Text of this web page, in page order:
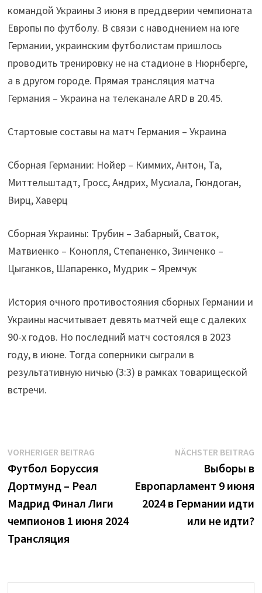
командой Украины 3 июня в преддверии чемпионата
Европы по футболу. В связи с наводнением на юге
Германии, украинским футболистам пришлось
проводить тренировку не на стадионе в Нюрнберге,
а в другом городе. Прямая трансляция матча
Германия – Украина на телеканале ARD в 20.45.
Стартовые составы на матч Германия – Украина
Сборная Германии: Нойер – Киммих, Антон, Та,
Миттельштадт, Гросс, Андрих, Мусиала, Гюндоган,
Вирц, Хаверц
Сборная Украины: Трубин – Забарный, Сваток,
Матвиенко – Конопля, Степаненко, Зинченко –
Цыганков, Шапаренко, Мудрик – Яремчук
История очного противостояния сборных Германии и
Украины насчитывает девять матчей еще с далеких
90-х годов. Но последний матч состоялся в 2023
году, в июне. Тогда соперники сыграли в
результативную ничью (3:3) в рамках товарищеской
встречи.
Beitrags-
Navigation
VORHERIGER BEITRAGVorheriger
Beitrag:
Футбол Боруссия
Дортмунд – Реал
Мадрид Финал Лиги
чемпионов 1 июня 2024
Трансляция
NÄCHSTER BEITRAG
Выборы в
Европарламент 9 июня
2024 в Германии идти
или не идти?